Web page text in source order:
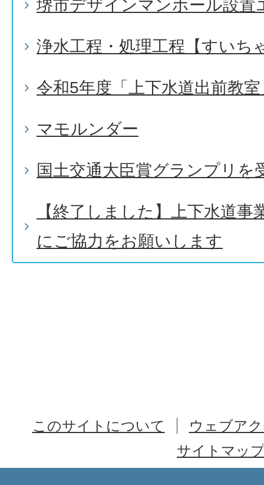
堺市デザインマンホール設置
浄水工程・処理工程【すいち
令和5年度「上下水道出前教室
マモルンダー
国土交通大臣賞グランプリを
【終了しました】上下水道
にご協力をお願いします
このサイトについて
ウェブア
サイトマッ